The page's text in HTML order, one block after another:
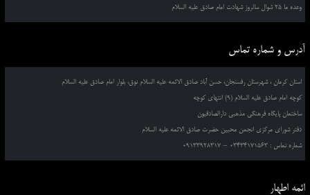
وعده ما 25 شوال سالروز شهادت امام صادق علیه السلام
آدرس و شماره تماس
استان کرمان ، شهرستان رفسنجان، حسن آباد صادق الائمه علیه السلام نوق، بلوار امام صادق علیه السلام
کوچه امام صادق علیه السلام (9) انتهای کوچه
ساختمان پایگاه فرهنگی مذهبی دارالصادقیون
دفتر شورای مرکزی انجمن محبین حضرت صادق الائمه علیه السلام
شماره تماس : 03434171563 – 09133928317
ائمه اطهار